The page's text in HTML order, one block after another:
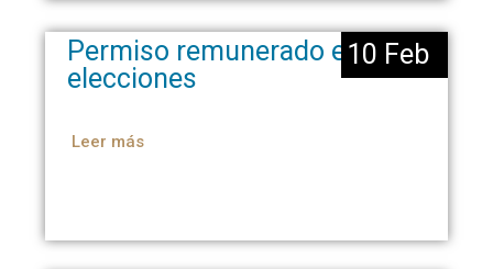
Permiso remunerado en las
elecciones
Leer más
10 Feb